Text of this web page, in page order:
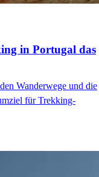
in Portugal das
Wanderwege und die
für Trekking-